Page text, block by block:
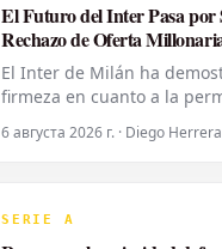
El Futuro del Inter Pasa por
Rechazo de Oferta
El Inter de Milán ha
firmeza en cuanto a la
Aleksandar Stankovic en
ha declinado una oferta
con los servicios del joven
6 августа 2026 г. · Diego Herrera
SERIE A